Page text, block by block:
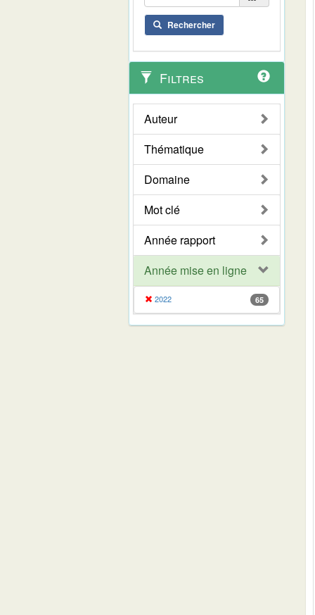
Rechercher
Filtres
Auteur
Thématique
Domaine
Mot clé
Année rapport
Année mise en ligne
2022 65